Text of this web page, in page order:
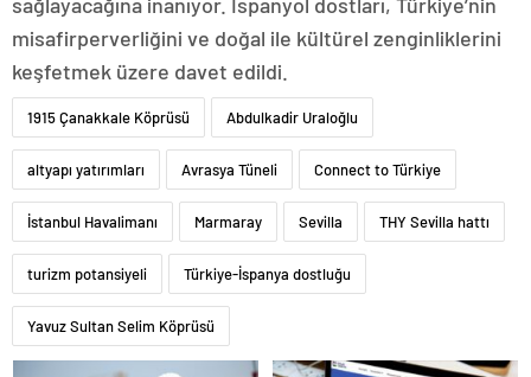
misafirperverliğini ve doğal ile kültürel zenginliklerini
keşfetmek üzere davet edildi.
1915 Çanakkale Köprüsü Abdulkadir Uraloğlu
altyapı yatırımları Avrasya Tüneli Connect to Türkiye
İstanbul Havalimanı Marmaray Sevilla THY Sevilla hattı
turizm potansiyeli Türkiye-İspanya dostluğu
Yavuz Sultan Selim Köprüsü